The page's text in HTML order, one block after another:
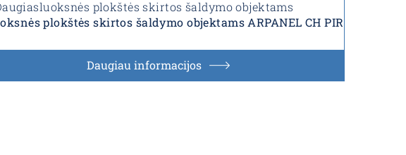
plokštės skirtos šaldymo objektams
plokštės skirtos šaldymo objektams ARPANEL CH PIR
Daugiau informacijos